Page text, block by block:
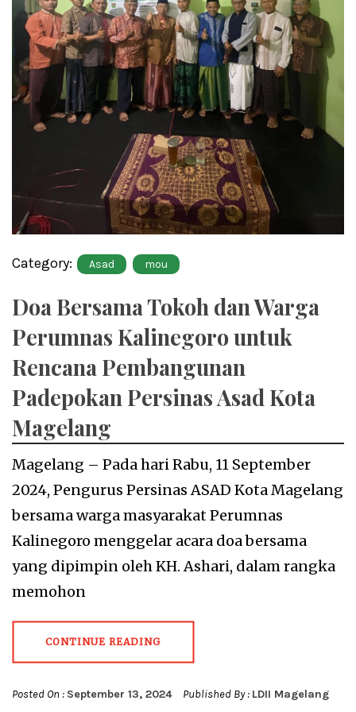
Category: Asad mou
Doa Bersama Tokoh dan Warga
Perumnas Kalinegoro untuk
Rencana Pembangunan
Padepokan Persinas Asad Kota
Magelang
Magelang – Pada hari Rabu, 11 September
2024, Pengurus Persinas ASAD Kota Magelang
bersama warga masyarakat Perumnas
Kalinegoro menggelar acara doa bersama
yang dipimpin oleh KH. Ashari, dalam rangka
memohon
CONTINUE READING
Posted On : September 13, 2024 Published By : LDII Magelang